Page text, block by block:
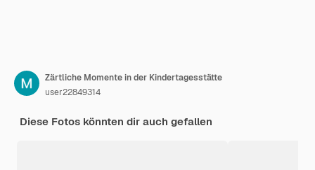
Zärtliche Momente in der Kindertagesstätte
user22849314
Diese Fotos könnten dir auch gefallen